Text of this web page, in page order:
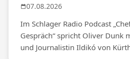
07.08.2026
Im Schlager Radio Podcast
Gespräch“ spricht Oliver Dunk
und Journalistin Ildikó von